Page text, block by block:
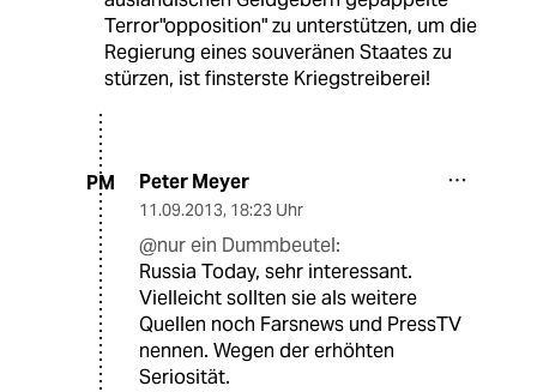
Terror"opposition" zu unterstützen, um die
Regierung eines souveränen Staates zu
stürzen, ist finsterste Kriegstreiberei!
PM Peter Meyer
11.09.2013, 18:23 Uhr
@nur ein Dummbeutel:
Russia Today, sehr interessant.
Vielleicht sollten sie als weitere
Quellen noch Farsnews und PressTV
nennen. Wegen der erhöhten
Seriosität.